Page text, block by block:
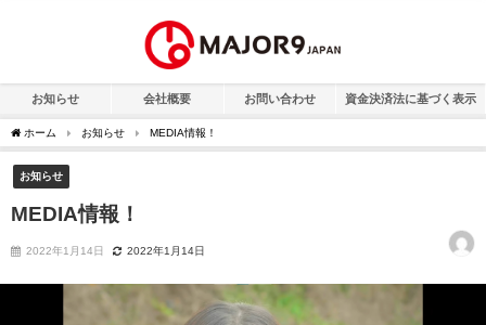
お知らせ 会社概要 お問い合わせ 資金決済法に基づく表示
ホーム お知らせ MEDIA情報！
お知らせ
MEDIA情報！
2022年1月14日 2022年1月14日